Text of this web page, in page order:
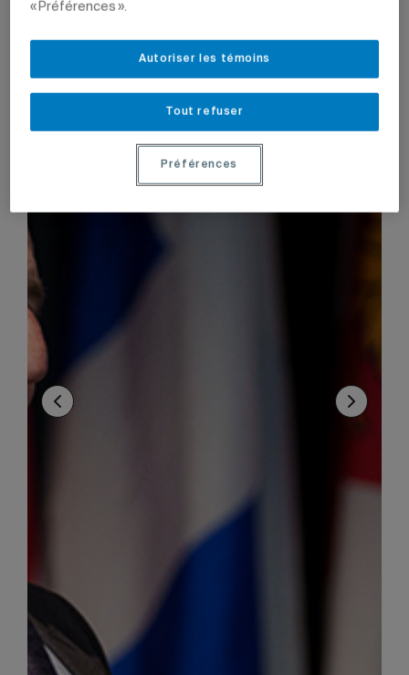
« Préférences ».
Tout refuser
Autoriser les témoins
Préférences